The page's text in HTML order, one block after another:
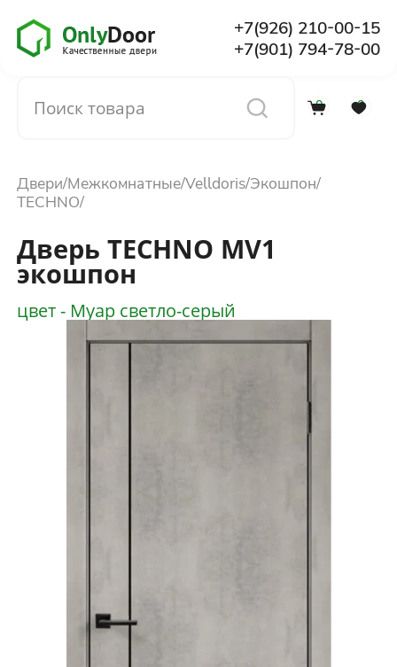
+7(926) 210-00-15
+7(901) 794-78-00
0 0
О компании
Установка
Доставка и оплата
Двери Межкомнатные Velldoris Экошпон
TECHNO
Дверь TECHNO MV1
экошпон
цвет - Муар светло-серый